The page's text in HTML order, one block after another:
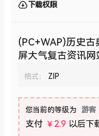
下载权限
(PC+WAP)历史
屏大气复古资讯网
格式： ZIP
您当前的等级为 游客
支付 ￥2.9 以后下